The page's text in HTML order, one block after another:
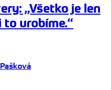
„Všetko je len
to urobíme.“